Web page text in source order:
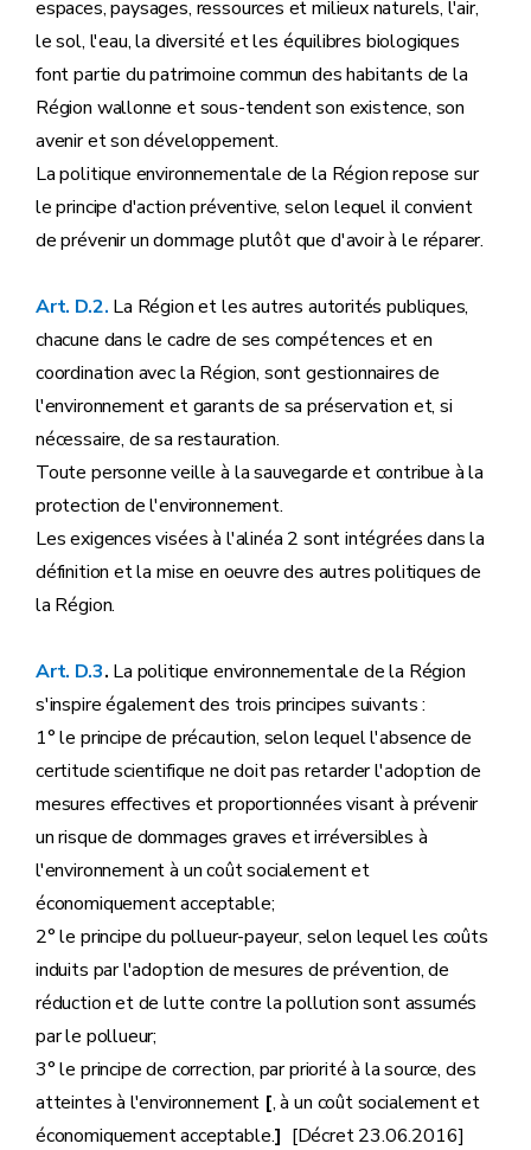
Titre V (Poursuite pénale des infractions - décret
Titre VI (Poursuite administrative des infractions
Titre VII (Fonds pour la Protection de l'Environnement
Partie
REGLEMENTAIRE
Annexe
Annexe
espaces, paysages, ressources et milieux naturels, l'air,
le sol, l'eau, la diversité et les équilibres biologiques
font partie du patrimoine commun des habitants de la
Région wallonne et sous-tendent son existence, son
avenir et son développement.
La politique environnementale de la Région repose sur
le principe d'action préventive, selon lequel il convient
de prévenir un dommage plutôt que d'avoir à le réparer.
Art. D.2. La Région et les autres autorités publiques,
chacune dans le cadre de ses compétences et en
coordination avec la Région, sont gestionnaires de
l'environnement et garants de sa préservation et, si
nécessaire, de sa restauration.
Toute personne veille à la sauvegarde et contribue à la
protection de l'environnement.
Les exigences visées à l'alinéa 2 sont intégrées dans la
définition et la mise en oeuvre des autres politiques de
la Région.
Art. D.3. La politique environnementale de la Région
s'inspire également des trois principes suivants :
1° le principe de précaution, selon lequel l'absence de
certitude scientifique ne doit pas retarder l'adoption de
mesures effectives et proportionnées visant à prévenir
un risque de dommages graves et irréversibles à
l'environnement à un coût socialement et
économiquement acceptable;
2° le principe du pollueur-payeur, selon lequel les coûts
induits par l'adoption de mesures de prévention, de
réduction et de lutte contre la pollution sont assumés
par le pollueur;
3° le principe de correction, par priorité à la source, des
atteintes à l'environnement [, à un coût socialement et
économiquement acceptable.] [Décret 23.06.2016]